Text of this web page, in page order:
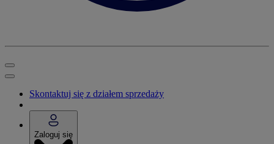
Skontaktuj się z działem sprzedaży
Zaloguj się